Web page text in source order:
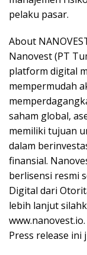
pelaku pasar.
About
Nanovest (PT
platform digital
mempermudah
saham global,
memiliki tujuan
dalam
finansial.
berlisensi resmi
Digital dari
lebih lanjut
www.nanovest.io.
Press release ini